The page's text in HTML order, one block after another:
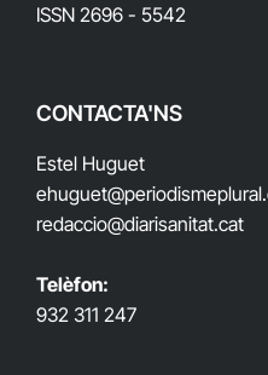
ISSN 2696 - 5542
CONTACTA'NS
Estel Huguet
ehuguet
redaccio@diarisanitat.cat
Telèfon:
932 311 247